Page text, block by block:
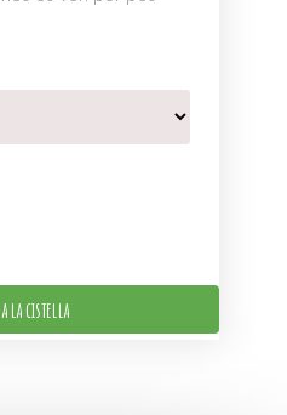
la cistella